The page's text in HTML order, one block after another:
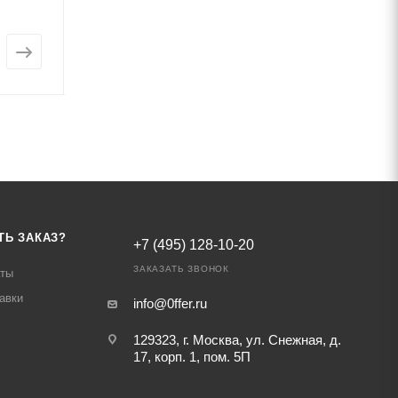
ЗАКАЗ? +7 (495) 128-10-20
ЗАКАЗАТЬ ЗВОНОК
info@0ffer.ru
129323, г. Москва, ул. Снежная, д.
17, корп. 1, пом. 5П